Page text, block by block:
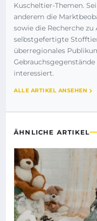
Kuscheltier-Themen.
anderem die
sowie die Recherche
selbstgefertigte
überregionales
interessiert.
ALLE ARTIKEL ANSEHEN
ÄHNLICHE ARTIKEL